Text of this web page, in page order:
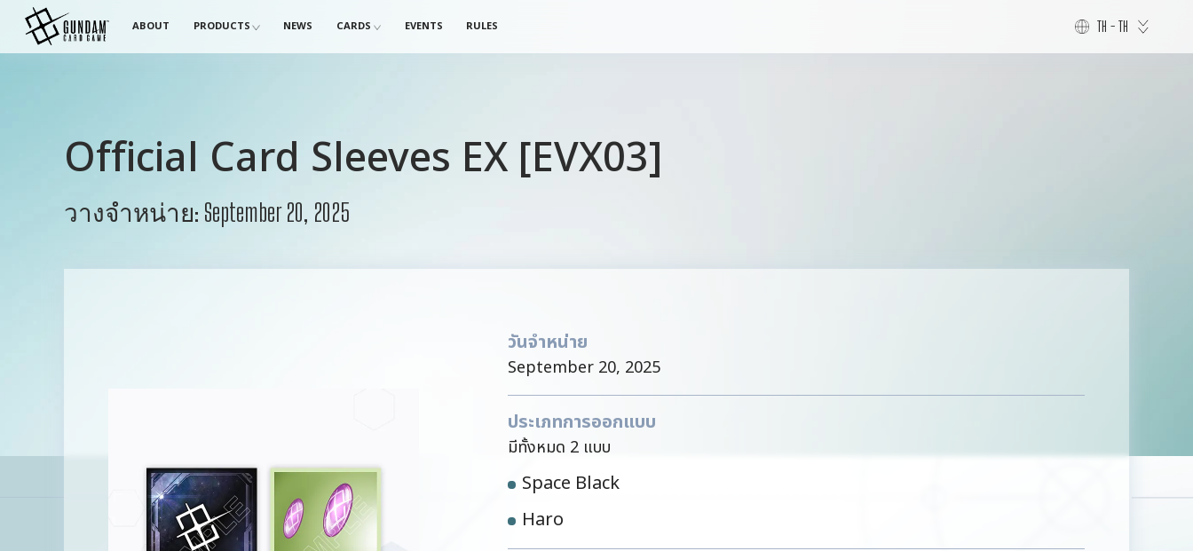
ABOUT PRODUCTS NEWS CARDS EVENTS RULES TH - TH
Official Card Sleeves EX [EVX03]
วางจำหน่าย: September 20, 2025
วันจำหน่าย
September 20, 2025 ​
ประเภทการออกแบบ
มีทั้งหมด 2 แบบ
Space Black​
Haro